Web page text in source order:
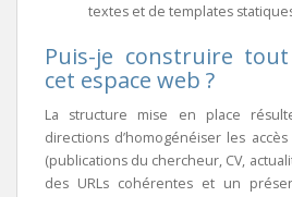
textes et de templates
Puis-je construire
cet espace web ?
La structure mise en place
directions d’homogénéiser les
(publications du chercheur, CV,
des URLs cohérentes et un